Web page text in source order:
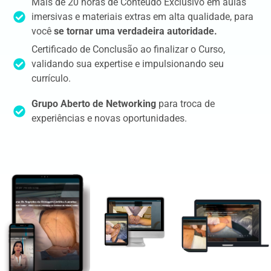
imersivas e materiais extras em alta qualidade, para
vocêse tornar uma verdadeira autoridade.
Certificado de Conclusão ao finalizar o Curso,
validando sua expertise e impulsionando seu
currículo.
Grupo Aberto de Networking para troca de
experiências e novas oportunidades.